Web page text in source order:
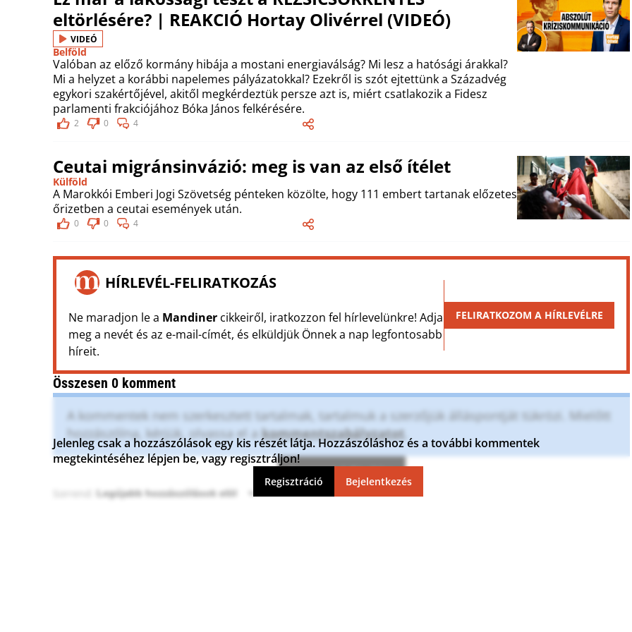
eltörlésére? | REAKCIÓ Hortay Olivérrel (VIDEÓ)
VIDEÓ
Belföld
Valóban az előző kormány hibája a mostani energiaválság? Mi lesz a hatósági árakkal?
Mi a helyzet a korábbi napelemes pályázatokkal? Ezekről is szót ejtettünk a Századvég
egykori szakértőjével, akitől megkérdeztük persze azt is, miért csatlakozik a Fidesz
parlamenti frakciójához Bóka János felkérésére.
2 0 4
Ceutai migránsinvázió: meg is van az első ítélet
Külföld
A Marokkói Emberi Jogi Szövetség pénteken közölte, hogy 111 embert tartanak előzetes
őrizetben a ceutai események után.
0 0 4
HÍRLEVÉL-FELIRATKOZÁS
Ne maradjon le a Mandiner cikkeiről, iratkozzon fel hírlevelünkre! Adja
meg a nevét és az e-mail-címét, és elküldjük Önnek a nap legfontosabb
híreit.
FELIRATKOZOM A HÍRLEVÉLRE
Összesen 0 komment
A kommentek nem szerkesztett tartalmak, tartalmuk a szerzőjük álláspontját tükrözi. Mielőtt
hozzászólna, kérjük, olvassa el a kommentszabályzatot
Jelenleg csak a hozzászólások egy kis részét látja. Hozzászóláshoz és a további kommentek
megtekintéséhez lépjen be, vagy regisztráljon!
Regisztráció Bejelentkezés